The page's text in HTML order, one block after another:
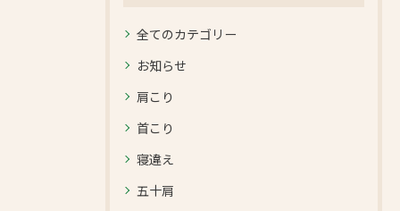
全てのカテゴリー
お知らせ
肩こり
首こり
寝違え
五十肩